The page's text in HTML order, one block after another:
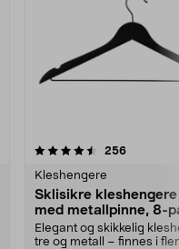
256
Kleshengere
Sklisikre
med metallpinne, 8-
Elegant og skikkelig
tre og metall – finnes i
4.5av 5 stjerner